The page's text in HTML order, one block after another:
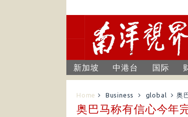
新加坡 中港台 国际
Home Business global 奥
奥巴马称有信心今年